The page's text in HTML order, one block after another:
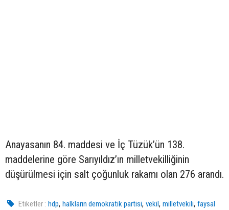
Anayasanın 84. maddesi ve İç Tüzük’ün 138.
maddelerine göre Sarıyıldız’ın milletvekilliğinin
düşürülmesi için salt çoğunluk rakamı olan 276 arandı.
Etiketler : hdp,halkların demokratik partisi,vekil,milletvekili,faysal